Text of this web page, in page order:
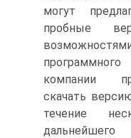
могут
пробные
компании
скачать
течение